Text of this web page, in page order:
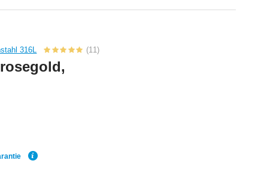
316L (11)